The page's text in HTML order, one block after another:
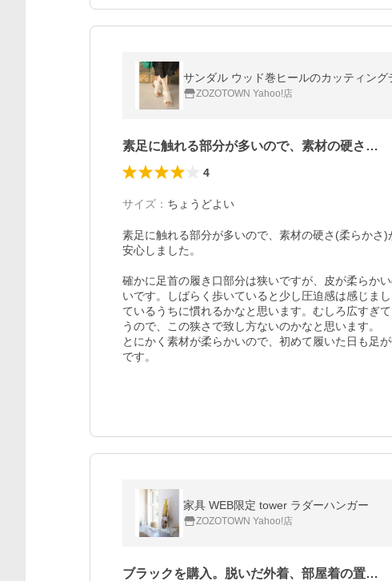
サンダル ウッド巻ヒールのカッティン
ZOZOTOWN Yahoo!店
素足に触れる部分が多いので、素材の硬さ…
4
サイズ ： ちょうどよい
素足に触れる部分が多いので、素材の硬さ(柔らかさ
安心しました。
確かに足首の履き口部分は狭いですが、皮が柔らか
いです。しばらく歩いていると少し圧迫感は感じま
ているうちに慣れるかなと思います。むしろ広すぎ
うので、この狭さで致し方ないのかなと思います。
とにかく素材が柔らかいので、初めて履いた日も足
です。
家具 WEB限定 tower ラダーハンガー
ZOZOTOWN Yahoo!店
ブラックを購入。脱いだ外着、部屋着の置…